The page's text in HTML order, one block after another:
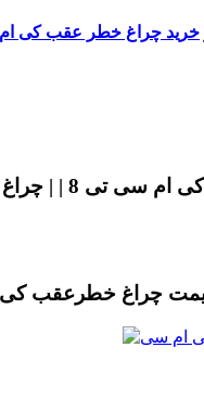
خرید چراغ خطر عقب کی ام